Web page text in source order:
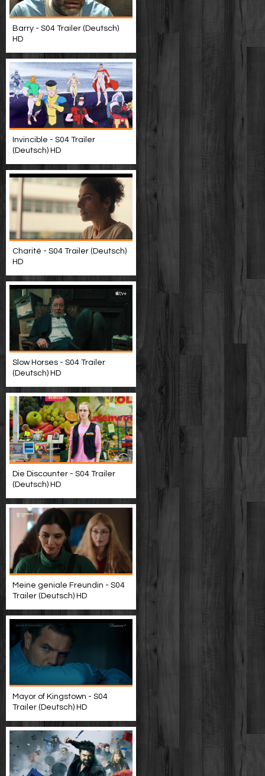
Barry - S04 Trailer (Deutsch)
HD
Invincible - S04 Trailer
(Deutsch) HD
Charité - S04 Trailer (Deutsch)
HD
Slow Horses - S04 Trailer
(Deutsch) HD
Die Discounter - S04 Trailer
(Deutsch) HD
Meine geniale Freundin - S04
Trailer (Deutsch) HD
Mayor of Kingstown - S04
Trailer (Deutsch) HD